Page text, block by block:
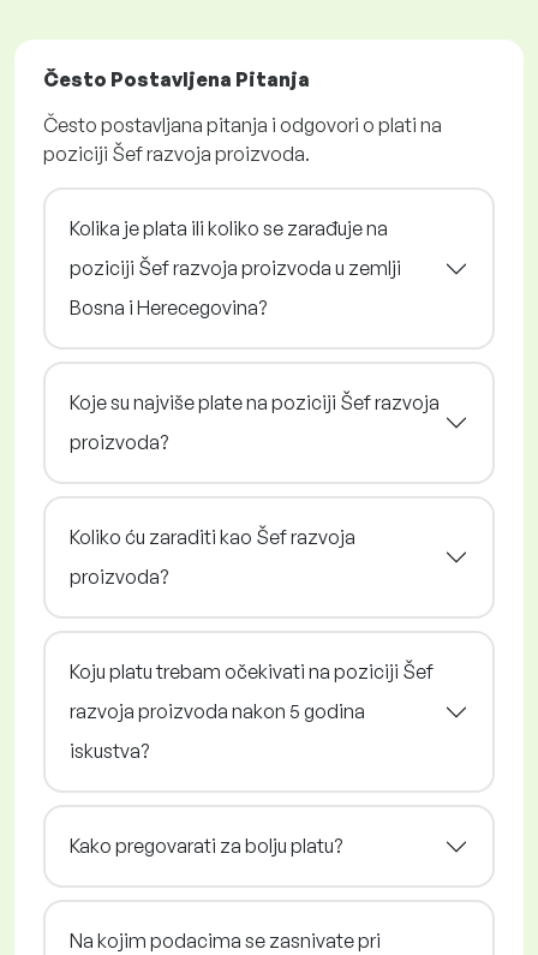
Često Postavljena Pitanja
Često postavljana pitanja i odgovori o plati na
poziciji Šef razvoja proizvoda.
Kolika je plata ili koliko se zarađuje na
poziciji Šef razvoja proizvoda u zemlji
Bosna i Herecegovina?
Koje su najviše plate na poziciji Šef razvoja
proizvoda?
Koliko ću zaraditi kao Šef razvoja
proizvoda?
Koju platu trebam očekivati na poziciji Šef
razvoja proizvoda nakon 5 godina
iskustva?
Kako pregovarati za bolju platu?
Na kojim podacima se zasnivate pri